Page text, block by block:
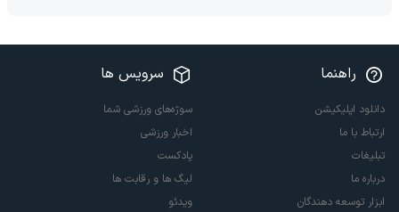
راهنما
دانلود اپلیکیشن
ارتباط با ما
تبلیغات
درباره ما
ابزار توسعه دهندگان
سرویس ها
سوژه‌های ورزشی شما
اخبار ورزشی
پادکست
لیگ ها و رقابت ها
ویدئو